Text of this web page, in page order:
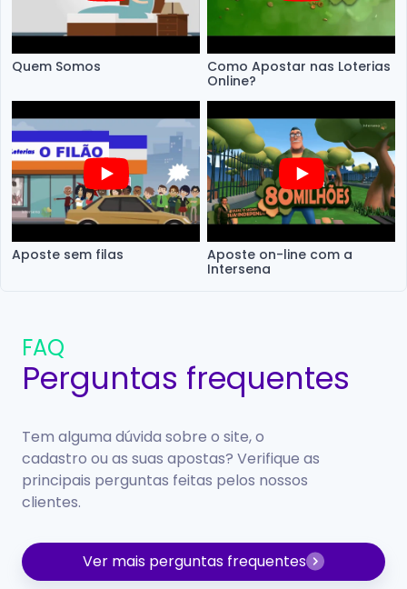
Quem Somos
Como Apostar nas Loterias
Online?
Aposte sem filas
Aposte on-line com a
Intersena
FAQ
Perguntas frequentes
Tem alguma dúvida sobre o site, o
cadastro ou as suas apostas? Verifique as
principais perguntas feitas pelos nossos
clientes.
Ver mais perguntas frequentes